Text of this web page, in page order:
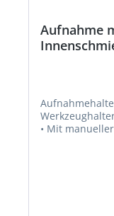
Aufnahme
• Mit